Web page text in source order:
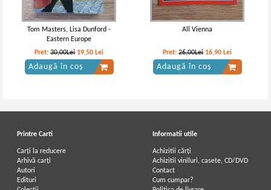
Tom Masters, Lisa Dunford -
Eastern Europe
Pret:30,00Lei 19,50 Lei
Adaugă în coș
All Vienna
Pret:26,00Lei 16,90 Lei
Adaugă în coș
Printre Carti
Carți la reducere
Arhivă carți
Autori
Edituri
Informatii utile
Achizitii cărți
Achizitii viniluri, casete, CD/DVD
Contact
Cum cumpar?